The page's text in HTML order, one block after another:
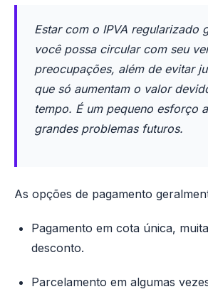
Estar com o IPVA regularizado
você possa circular com seu
preocupações, além de evitar
que só aumentam o valor
tempo. É um pequeno esforço
grandes problemas futuros.
As opções de pagamento
Pagamento em cota única,
desconto.
Parcelamento em algumas